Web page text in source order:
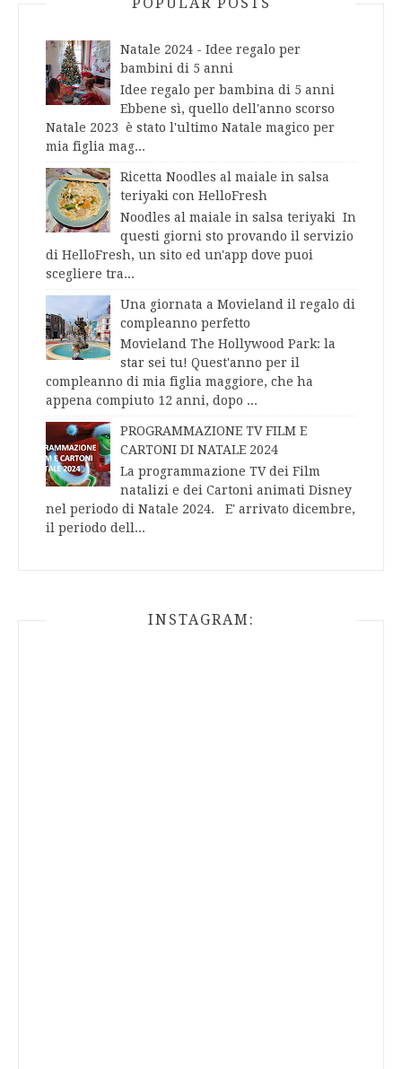
Natale 2024 - Idee regalo per
bambini di 5 anni
Idee regalo per bambina di 5 anni
Ebbene sì, quello dell'anno scorso
Natale 2023 è stato l'ultimo Natale magico per
mia figlia mag...
Ricetta Noodles al maiale in salsa
teriyaki con HelloFresh
Noodles al maiale in salsa teriyaki In
questi giorni sto provando il servizio
di HelloFresh, un sito ed un'app dove puoi
scegliere tra...
Una giornata a Movieland il regalo di
compleanno perfetto
Movieland The Hollywood Park: la
star sei tu! Quest'anno per il
compleanno di mia figlia maggiore, che ha
appena compiuto 12 anni, dopo ...
PROGRAMMAZIONE TV FILM E
CARTONI DI NATALE 2024
La programmazione TV dei Film
natalizi e dei Cartoni animati Disney
nel periodo di Natale 2024. E' arrivato dicembre,
il periodo dell...
INSTAGRAM: